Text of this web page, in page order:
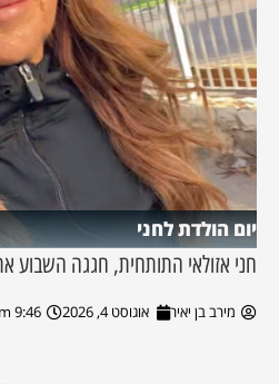
יום הולדת לחני
חני אזולאי התותחית, חגגה השבוע
מירב בן יאיר אוגוסט 4, 2026 9:46 pm